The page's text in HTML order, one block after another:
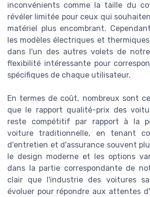
inconvénients comme la taille du
révéler limitée pour ceux qui
matériel plus encombrant.
les modèles électriques et
dans l'un des autres volets de
flexibilité intéressante pour
spécifiques de chaque utilisateur.
En termes de coût, nombreux sont
que le rapport qualité-prix des
reste compétitif par rapport à la
voiture traditionnelle, en tenant
d'entretien et d'assurance souvent
le design moderne et les options
dans la partie correspondante de
clair que l'industrie des voitures
évoluer pour répondre aux attentes